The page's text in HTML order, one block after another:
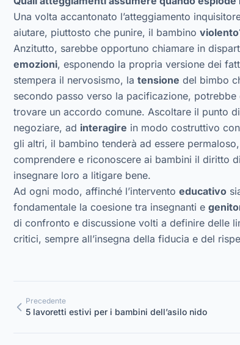
Una volta accantonato l’atteggiamento
aiutare, piuttosto che punire, il bambino violento
Anzitutto, sarebbe opportuno chiamare in
emozioni, esponendo la propria versione dei
stempera il nervosismo, la tensione del bimbo
secondo passo verso la pacificazione,
trovare un accordo comune. Ascoltare il punto
negoziare, ad interagire in modo costruttivo
gli altri, il bambino tenderà ad essere
comprendere e riconoscere ai bambini il diritto
insegnare loro a litigare bene.
Ad ogni modo, affinché l’intervento educativo
fondamentale la coesione tra insegnanti e
di confronto e discussione volti a definire delle
critici, sempre all’insegna della fiducia e del
Precedente
5 lavoretti estivi per i bambini dell’asilo nido